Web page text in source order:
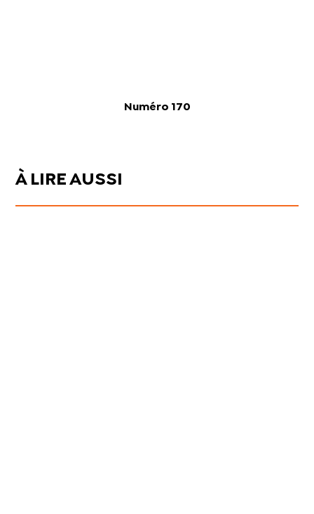
Numéro 170
À LIRE AUSSI